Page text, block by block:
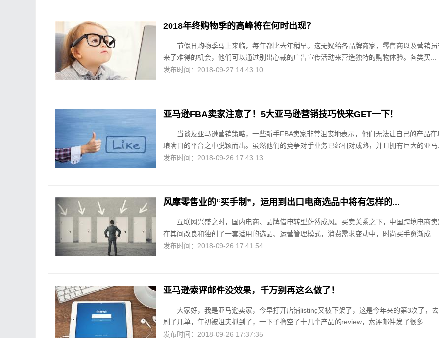
2018年终购物季的高峰将在何时出现？
节假日购物季马上来临，每年都比去年稍早。这无疑给各品牌商家，零售商以及营销员
来了难得的机会，他们可以通过别出心裁的广告宣传活动来营造独特的购物体验。各类买...
发布时间：2018-09-27 14:43:10
亚马逊FBA卖家注意了！5大亚马逊营销技巧快来GET一下！
当谈及亚马逊营销策略，一些新手FBA卖家非常沮丧地表示，他们无法让自己的产品在
琅满目的平台之中脱颖而出。虽然他们的竞争对手业务已经相对成熟，并且拥有巨大的亚马
发布时间：2018-09-26 17:43:13
风靡零售业的“买手制”，运用到出口电商选品中将有怎样的...
互联网兴盛之时，国内电商、品牌借电转型蔚然成风。买卖关系之下，中国跨境电商卖
在其间改良和独创了一套适用的选品、运营管理模式，消费需求变动中，时尚买手愈渐成...
发布时间：2018-09-26 17:41:54
亚马逊索评邮件没效果，千万别再这么做了！
大家好，我是亚马逊卖家，今早打开店铺listing又被下架了，这是今年来的第3次了，
刷了几单，年初被姐夫抓到了，一下子撸空了十几个产品的review，索评邮件发了很多...
发布时间：2018-09-26 17:37:35